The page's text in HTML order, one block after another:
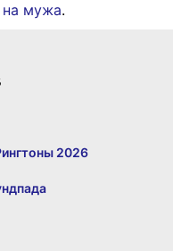
на мужа.
2026